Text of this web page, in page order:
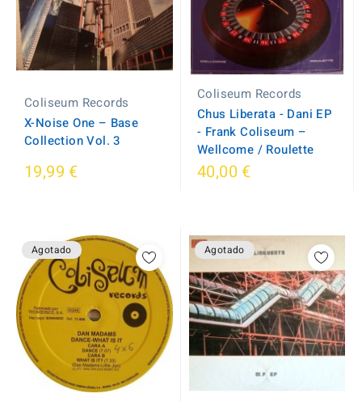
Coliseum Records
X-Noise One ‎– Base
Collection Vol. 3
19,99 €
Coliseum Records
Chus Liberata - Dani EP
- Frank Coliseum –
Wellcome / Roulette
40,00 €
Agotado Agotado